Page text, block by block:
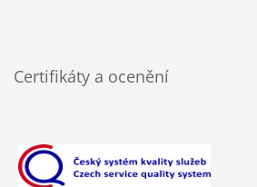
Certifikáty a ocenění